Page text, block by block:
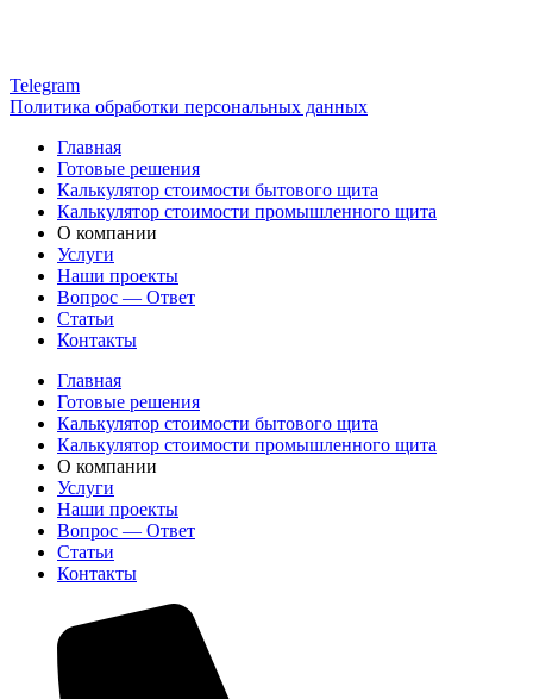
Telegram
Политика обработки персональных данных
Главная
Готовые решения
Калькулятор стоимости бытового щита
Калькулятор стоимости промышленного щита
О компании
Услуги
Наши проекты
Вопрос — Ответ
Статьи
Контакты
Главная
Готовые решения
Калькулятор стоимости бытового щита
Калькулятор стоимости промышленного щита
О компании
Услуги
Наши проекты
Вопрос — Ответ
Статьи
Контакты